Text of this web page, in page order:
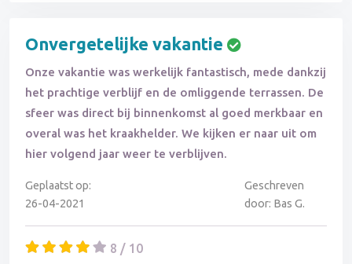
Onvergetelijke vakantie
Onze vakantie was werkelijk fantastisch, mede dankzij
het prachtige verblijf en de omliggende terrassen. De
sfeer was direct bij binnenkomst al goed merkbaar en
overal was het kraakhelder. We kijken er naar uit om
hier volgend jaar weer te verblijven.
Geplaatst op:
26-04-2021
Geschreven
door: Bas G.
8 / 10